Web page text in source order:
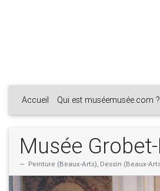
Accueil Qui est muséemusée.com ?
Musée
Peinture (Beaux-Arts), Dessin (Beaux-